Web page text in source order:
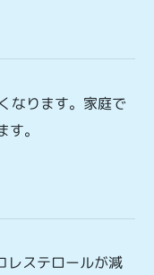
なります。家庭で
。
レステロールが減